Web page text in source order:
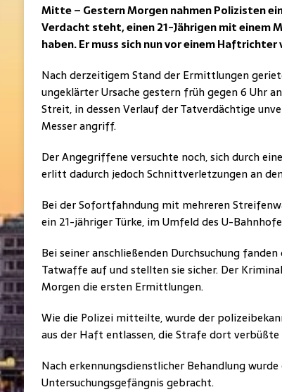
Mitte – Gestern Morgen nahmen Polizisten
Verdacht steht, einen 21-Jährigen mit einem
haben. Er muss sich nun vor einem
Nach derzeitigem Stand der Ermittlungen
ungeklärter Ursache gestern früh gegen 6 Uhr
Streit, in dessen Verlauf der Tatverdächtige
Messer angriff.
Der Angegriffene versuchte noch, sich durch
erlitt dadurch jedoch Schnittverletzungen an
Bei der Sofortfahndung mit mehreren
ein 21-jähriger Türke, im Umfeld des U-
Bei seiner anschließenden Durchsuchung
Tatwaffe auf und stellten sie sicher. Der
Morgen die ersten Ermittlungen.
Wie die Polizei mitteilte, wurde der
aus der Haft entlassen, die Strafe dort
Nach erkennungsdienstlicher Behandlung wurde
Untersuchungsgefängnis gebracht.